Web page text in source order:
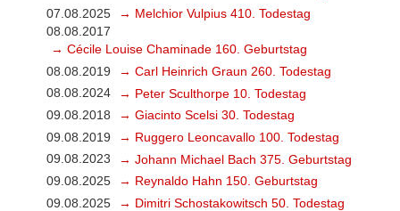
07.08.2025
→ Melchior Vulpius 410. Todestag
08.08.2017
→ Cécile Louise Chaminade 160. Geburtstag
08.08.2019
→ Carl Heinrich Graun 260. Todestag
08.08.2024
→ Peter Sculthorpe 10. Todestag
09.08.2018
→ Giacinto Scelsi 30. Todestag
09.08.2019
→ Ruggero Leoncavallo 100. Todestag
09.08.2023
→ Johann Michael Bach 375. Geburtstag
09.08.2025
→ Reynaldo Hahn 150. Geburtstag
09.08.2025
→ Dimitri Schostakowitsch 50. Todestag